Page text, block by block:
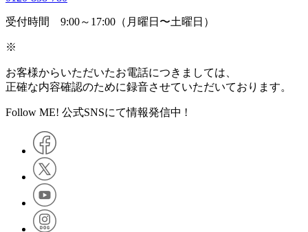
受付時間 9:00～17:00（月曜日〜土曜日）
※
お客様からいただいたお電話につきましては、
正確な内容確認のために録音させていただいております。
Follow ME! 公式SNSにて情報発信中 !